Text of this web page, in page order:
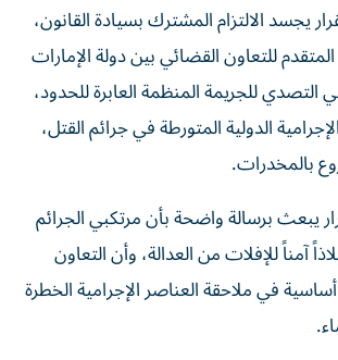
يجسد الالتزام المشترك بسيادة القانون،
للتعاون القضائي بين دولة الإمارات
التصدي للجريمة المنظمة العابرة للحدود،
الدولية المتورطة في جرائم القتل،
بالمخدرات.
يبعث برسالة واضحة بأن مرتكبي الجرائم
آمناً للإفلات من العدالة، وأن التعاون
في ملاحقة العناصر الإجرامية الخطرة